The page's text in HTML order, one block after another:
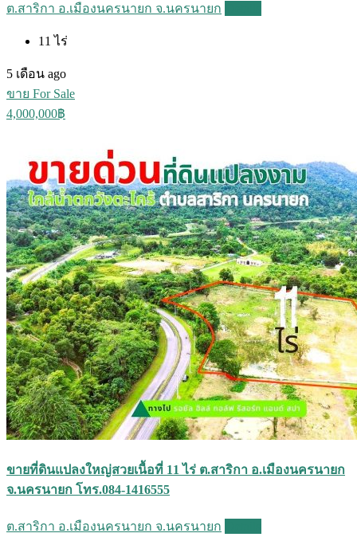
ต.สาริกา อ.เมืองนครนายก จ.นครนายก
11 ไร่
5 เดือน ago
ขาย For Sale
4,000,000฿
ขายที่ดินแปลงใหญ่สวยเนื้อที่ 11 ไร่ ต.สาริกา อ.เมืองนครนายก
จ.นครนายก โทร.084-1416555
ต.สาริกา อ.เมืองนครนายก จ.นครนายก